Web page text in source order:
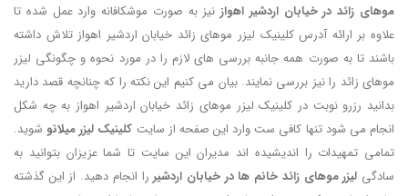
موهای زائد در خیابان اردشیر اهوازنیز به صورت موشکافانه وارد عمل شده تا
علاوه بر ارائه آدرس کلینیک لیزر موهای زائد خیابان اردشیر اهواز تلاش داشته
باشند تا به صورت همه جانبه بررسی های لازم را در مورد نحوه و چگونگی لیزر
موهای زائد را نیز بررسی نمایند. بیان می کنیم این نکته را که چنانچه قصد دارید
بدانید رزرو نوبت در کلینیک لیزر موهای زائد خیابان اردشیر اهواز به چه شکل
انجام می شود تنها کافی ست وارد این صفحه از سایت کلینیک لیزر میلانو شوید.
تمامی تمهیدات را اندیشیده اند مدیران این سایت تا شما عزیزان بتوانید به
سادگی لیزر موهای زائد خانم ها در خیابان اردشیررا انجام دهید. از این گذشته